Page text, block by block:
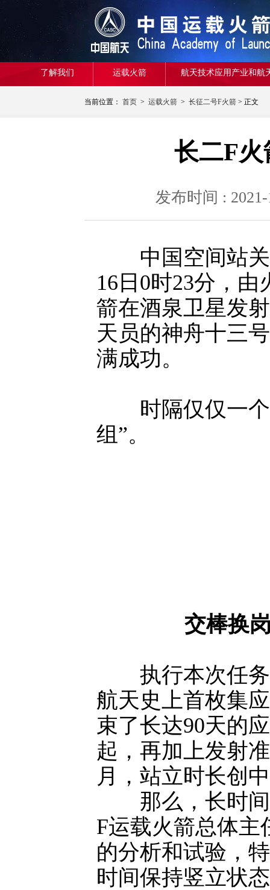
了解我们 运载火箭 航天技术应用产业和航
当前位置： 首页 > 运载火箭 > 长征二号F火箭 > 正文
长二F
发布时间 :
中国空间站关
16日0时23分，
箭在酒泉卫星发
天员的神舟十三
满成功。
时隔仅仅一个
组”。
交棒换
执行本次任务
航天史上首枚集
束了长达90天的
起，再加上发射
月，站立时长创
那么，长时间
F运载火箭总体主
的分析和试验，
时间保持竖立状